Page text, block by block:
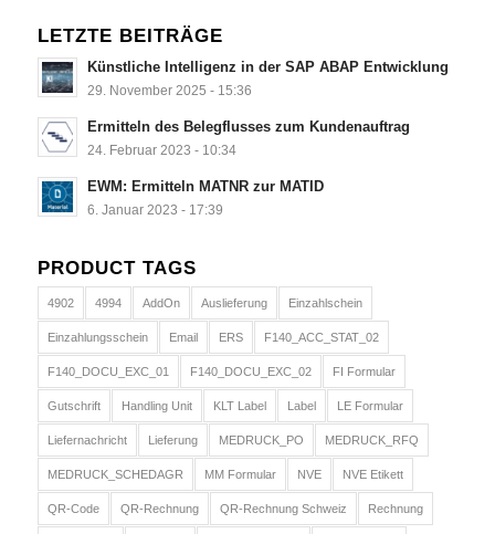
LETZTE BEITRÄGE
Künstliche Intelligenz in der SAP ABAP Entwicklung
29. November 2025 - 15:36
Ermitteln des Belegflusses zum Kundenauftrag
24. Februar 2023 - 10:34
EWM: Ermitteln MATNR zur MATID
6. Januar 2023 - 17:39
PRODUCT TAGS
4902 4994 AddOn Auslieferung Einzahlschein
Einzahlungsschein Email ERS F140_ACC_STAT_02
F140_DOCU_EXC_01 F140_DOCU_EXC_02 FI Formular
Gutschrift Handling Unit KLT Label Label LE Formular
Liefernachricht Lieferung MEDRUCK_PO MEDRUCK_RFQ
MEDRUCK_SCHEDAGR MM Formular NVE NVE Etikett
QR-Code QR-Rechnung QR-Rechnung Schweiz Rechnung